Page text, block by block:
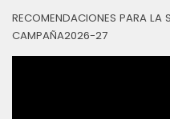
RECOMENDACIONES PARA LA
CAMPAÑA2026-27